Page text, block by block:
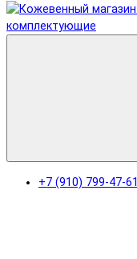
+7 (910) 799-47-61